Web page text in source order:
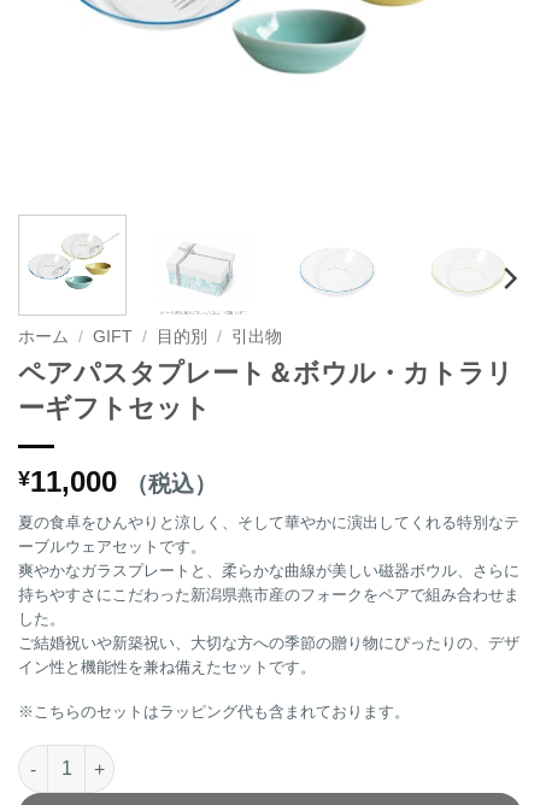
ホーム / GIFT / 目的別 / 引出物
ペアパスタプレート＆ボウル・カトラリ
ーギフトセット
¥11,000 （税込）
夏の食卓をひんやりと涼しく、そして華やかに演出してくれる特別なテ
ーブルウェアセットです。
爽やかなガラスプレートと、柔らかな曲線が美しい磁器ボウル、さらに
持ちやすさにこだわった新潟県燕市産のフォークをペアで組み合わせま
した。
ご結婚祝いや新築祝い、大切な方への季節の贈り物にぴったりの、デザ
イン性と機能性を兼ね備えたセットです。
※こちらのセットはラッピング代も含まれております。
ペアパスタプレート＆ボウル・カトラリーギフトセット個